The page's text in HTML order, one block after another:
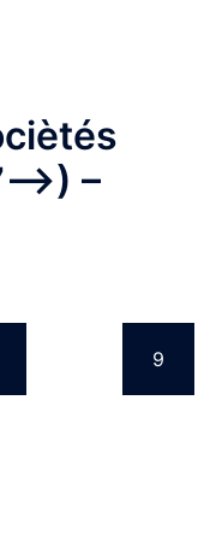
>) –
9